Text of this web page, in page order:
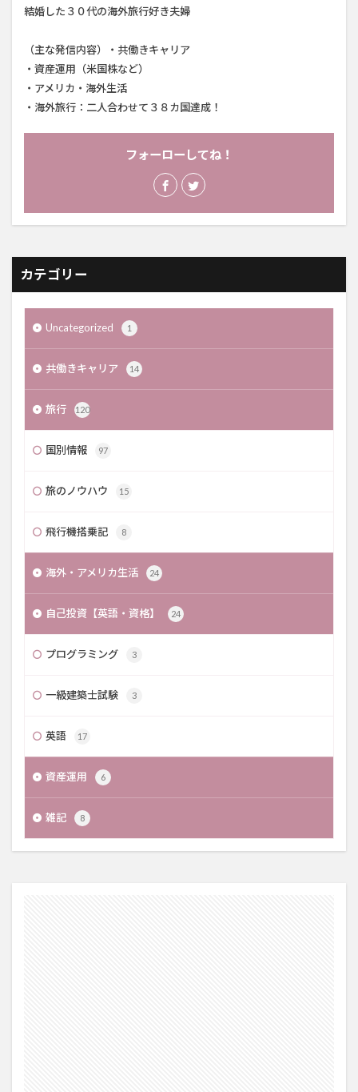
結婚した３０代の海外旅行好き夫婦
（主な発信内容）・共働きキャリア
・資産運用（米国株など）
・アメリカ・海外生活
・海外旅行：二人合わせて３８カ国達成！
フォーローしてね！
カテゴリー
Uncategorized 1
共働きキャリア 14
旅行 120
国別情報 97
旅のノウハウ 15
飛行機搭乗記 8
海外・アメリカ生活 24
自己投資【英語・資格】 24
プログラミング 3
一級建築士試験 3
英語 17
資産運用 6
雑記 8